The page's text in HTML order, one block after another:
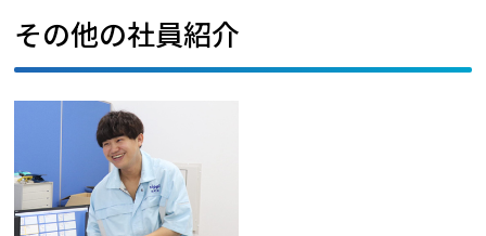
その他の社員紹介